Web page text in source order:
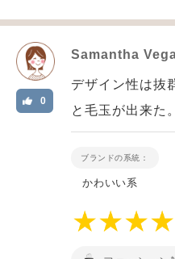
Samantha
0
デザイン性は抜
と毛玉が出来た
ブランドの系統：
かわいい系